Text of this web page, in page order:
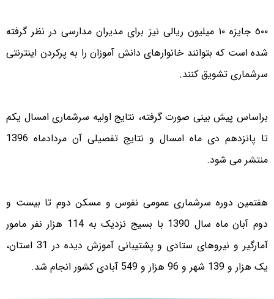
٥٠٠ جایزه ١٠ میلیون ریالی نیز برای مدیران مدارسی در نظر گرفته
شده است که بتوانند خانوارهای دانش آموزان را به پرکردن اینترنتی
سرشماری تشویق کنند.
براساس پیش بینی صورت گرفته، نتایج اولیه سرشماری امسال یکم
تا پانزدهم دی ماه امسال و نتایج تفصیلی آن مردادماه 1396
منتشر می شود.
هفتمین دوره سرشماری عمومی نفوس و مسکن دوم تا بیست و
دوم آبان ماه سال 1390 با بسیج نزدیک به 114 هزار نفر مامور
آمارگیر و نیروهای ستادی و پشتیبانی آموزش دیده در 31 استان،
یک هزار و 139 شهر و 96 هزار و 549 آبادی کشور انجام شد.